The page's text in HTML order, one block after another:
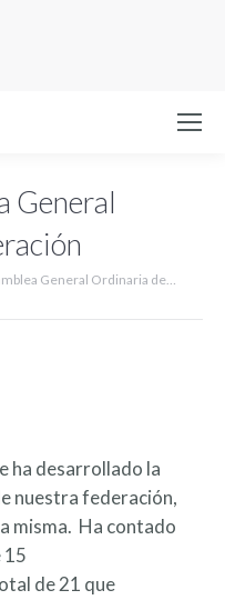
General
General Ordinaria de…
ha desarrollado la
nuestra federación,
misma. Ha contado
15
de 21 que